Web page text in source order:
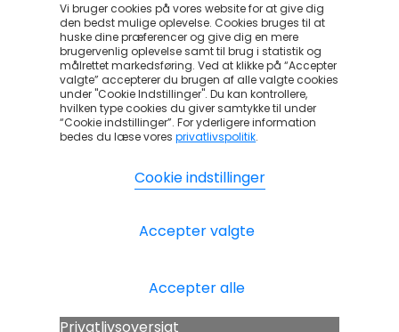
Vi bruger cookies på vores website for at give dig
den bedst mulige oplevelse. Cookies bruges til at
huske dine præferencer og give dig en mere
brugervenlig oplevelse samt til brug i statistik og
målrettet markedsføring. Ved at klikke på “Accepter
valgte” accepterer du brugen af alle valgte cookies
under "Cookie Indstillinger". Du kan kontrollere,
hvilken type cookies du giver samtykke til under
“Cookie indstillinger”. For yderligere information
bedes du læse voresprivatlivspolitik.
Cookie indstillinger
Accepter valgte
Accepter alle
Privatlivsoversigt